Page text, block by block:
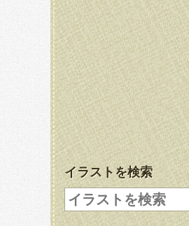
イラストを検索